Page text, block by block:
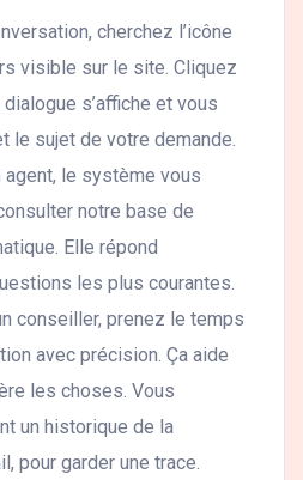
cherchez l’icône
visible sur le site. Cliquez
s’affiche et vous
le sujet de votre demande.
agent, le système vous
notre base de
Elle répond
les plus courantes.
conseiller, prenez le temps
avec précision. Ça aide
les choses. Vous
un historique de la
pour garder une trace.